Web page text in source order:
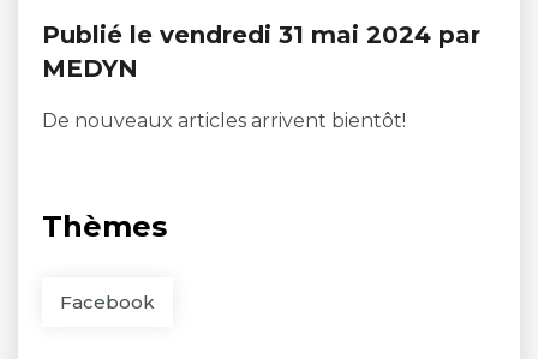
Publié le vendredi 31 mai 2024 par
MEDYN
De nouveaux articles arrivent bientôt!
Thèmes
Facebook